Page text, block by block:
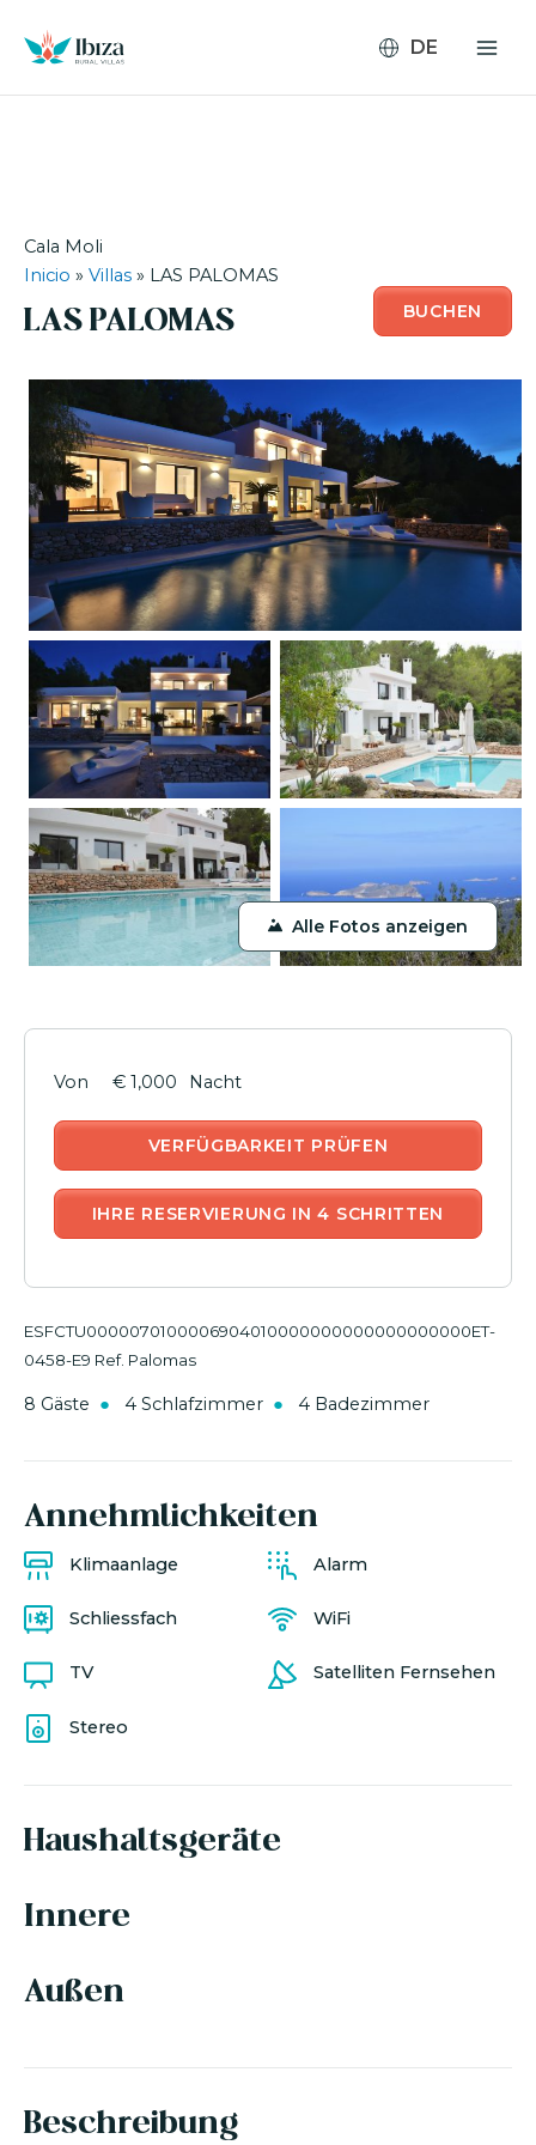
Inhalt
springen
Cala Moli
Inicio » Villas » LAS PALOMAS
LAS PALOMAS BUCHEN
Alle Fotos anzeigen
ESFCTU0000070100006904010000000000000000000ET-
0458-E9 Ref. Palomas
8 Gäste 4 Schlafzimmer 4 Badezimmer
Annehmlichkeiten
Klimaanlage Alarm
Schliessfach WiFi
TV Satelliten Fernsehen
Stereo
Haushaltsgeräte
Innere
Außen
Beschreibung
€ 1,000 Nacht
VERFÜGBARKEIT PRÜFEN
IHRE RESERVIERUNG IN 4 SCHRITTEN